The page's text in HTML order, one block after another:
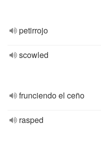
petirrojo
scowled
frunciendo el ceño
rasped